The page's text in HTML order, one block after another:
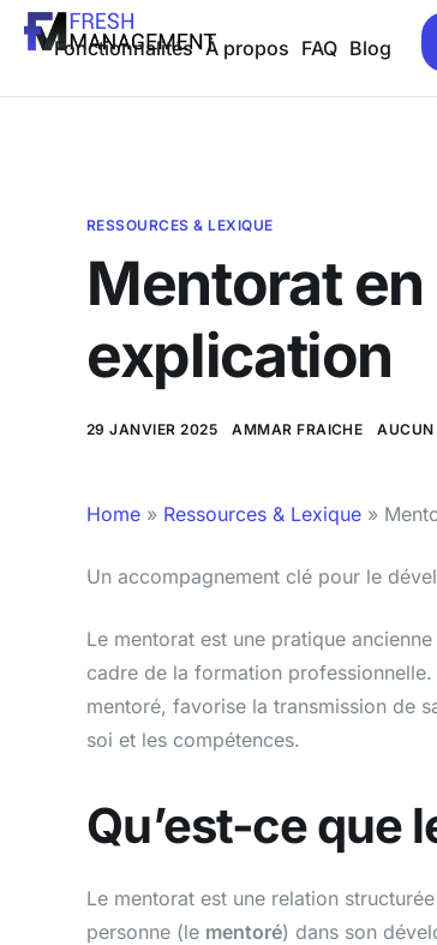
Fonctionnalités À propos FAQ Blog
RESSOURCES & LEXIQUE
Mentorat
explication
29 JANVIER 2025 AMMAR FRAICHE AUCUN
Home » Ressources & Lexique »
Un accompagnement clé pour le
Le mentorat est une pratique
cadre de la formation
mentoré, favorise la transmission de
soi et les compétences.
Qu’est-ce que
Le mentorat est une relation
personne (le mentoré) dans son